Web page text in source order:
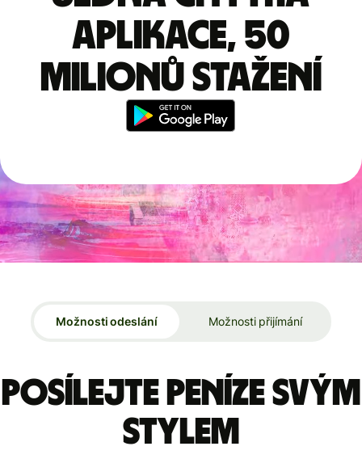
aplikace, 50
milionů stažení
Možnosti odeslání Možnosti přijímání
Posílejte peníze svým
stylem